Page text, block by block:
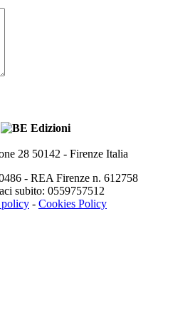
28 50142 - Firenze Italia
- REA Firenze n. 612758
subito: 0559757512
- Cookies Policy